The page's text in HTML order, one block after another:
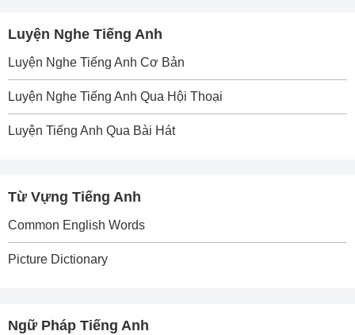
Luyện Nghe Tiếng Anh
Luyện Nghe Tiếng Anh Cơ Bản
Luyện Nghe Tiếng Anh Qua Hội Thoại
Luyện Tiếng Anh Qua Bài Hát
Từ Vựng Tiếng Anh
Common English Words
Picture Dictionary
Ngữ Pháp Tiếng Anh